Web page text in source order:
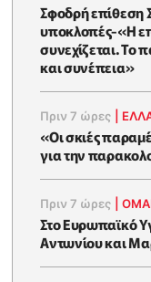
Σφοδρή επίθεση
υποκλοπές-«Η
συνεχίζεται. Το
και συνέπεια»
Πριν 7 ώρες
«Οι σκιές
για την
Πριν 7 ώρες |
Στο Ευρωπαϊκό
Αντωνίου και